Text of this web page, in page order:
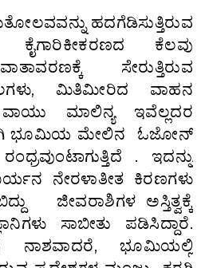
ಹದಗೆಡಿಸುತ್ತಿರುವ
ಕೆಲವು
ಸೇರುತ್ತಿರುವ
ಮಿತಿಮೀರಿದ ವಾಹನ
ಮಾಲಿನ್ಯ ಇವೆಲ್ಲದರ
ಭೂಮಿಯ ಮೇಲಿನ ಓಜೋನ್
. ಇದನ್ನು
ನೇರಳಾತೀತ ಕಿರಣಗಳು
ಜೀವರಾಶಿಗಳ ಅಸ್ತಿತ್ವಕ್ಕೆ
ಸಾಬೀತು ಪಡಿಸಿದ್ದಾರೆ.
ಭೂಮಿಯಲ್ಲಿ